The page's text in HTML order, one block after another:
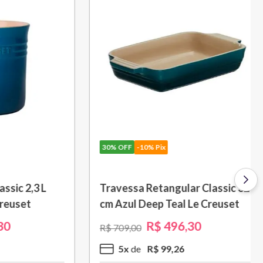
Le
OFF -10% Pix
Molheira 460ml Azul Caribe Le
Creuset
309,00 R$216 ,30
2x R$108,15